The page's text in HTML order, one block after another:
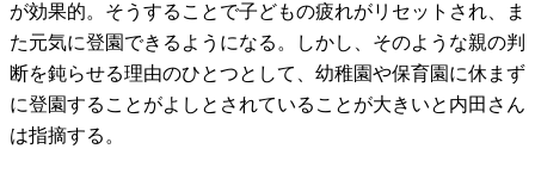
が効果的。そうすることで子どもの疲れがリセットされ、ま
た元気に登園できるようになる。しかし、そのような親の判
断を鈍らせる理由のひとつとして、幼稚園や保育園に休まず
に登園することがよしとされていることが大きいと内田さん
は指摘する。